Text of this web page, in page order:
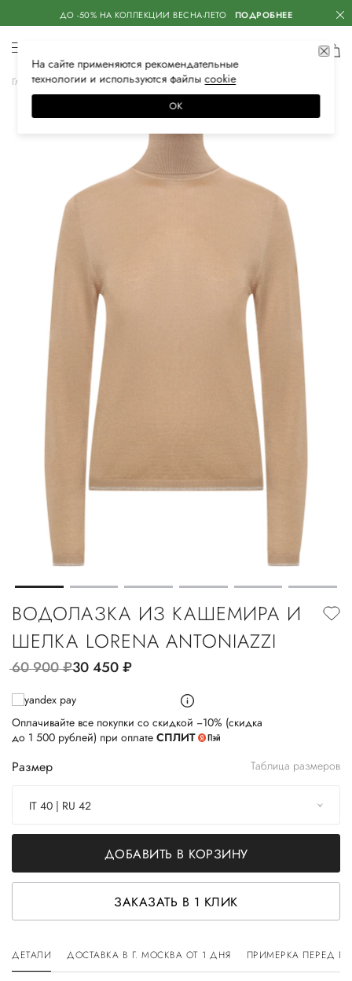
ДО -50% НА КОЛЛЕКЦИИ ВЕСНА-ЛЕТО ПОДРОБНЕЕ
Главная Женская Одежда Трикотаж Водолазки
ВОДОЛАЗКА ИЗ КАШЕМИРА И
ШЕЛКА LORENA ANTONIAZZI
60 900руб.30 450руб.
Оплачивайте все покупки со скидкой −10% (скидка
до 1 500 рублей) при оплате СПЛИТ
Размер Таблица размеров
IT 40 | RU 42
ДОБАВИТЬ В КОРЗИНУ
ЗАКАЗАТЬ В 1 КЛИК
ДЕТАЛИ ДОСТАВКА В Г. МОСКВА ОТ 1 ДНЯ ПРИМЕРКА ПЕРЕД
На сайте применяются рекомендательные
технологии и используются файлысооkiе
ОК